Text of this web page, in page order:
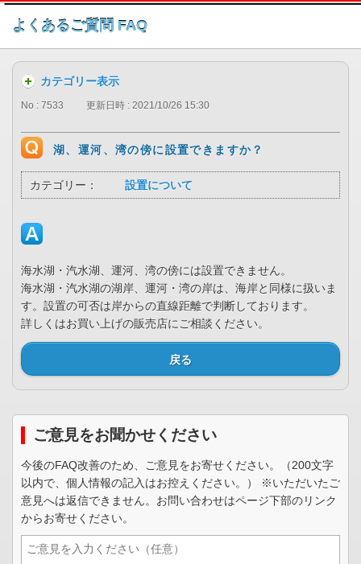
このページの本文へ
よくあるご質問 FAQ
カテゴリー表示
No : 7533 更新日時 : 2021/10/26 15:30
湖、運河、湾の傍に設置できますか？
カテゴリー： 設置について
海水湖・汽水湖、運河、湾の傍には設置できません。
海水湖・汽水湖の湖岸、運河・湾の岸は、海岸と同様に扱いま
す。設置の可否は岸からの直線距離で判断しております。
詳しくはお買い上げの販売店にご相談ください。
戻る
ご意見をお聞かせください
今後のFAQ改善のため、ご意見をお寄せください。（200文字
以内で、個人情報の記入はお控えください。） ※いただいたご
意見へは返信できません。お問い合わせはページ下部のリンク
からお寄せください。